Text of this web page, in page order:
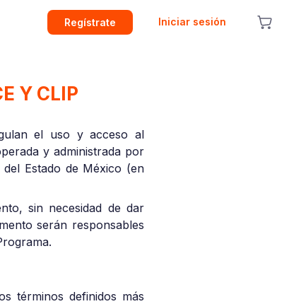
Regístrate Iniciar sesión
Y CLIP
el uso y acceso al
y administrada por
del Estado de México (en
sin necesidad de dar
serán responsables
términos definidos más